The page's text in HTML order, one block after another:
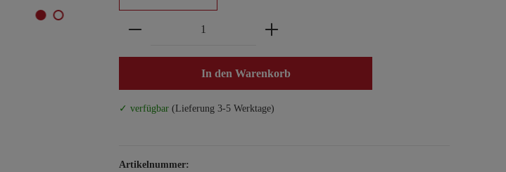
Produkt Anzahl: Gib den gewünschten Wert ein oder
In den Warenkorb
✓ verfügbar (Lieferung 3-5 Werktage)
Artikelnummer: